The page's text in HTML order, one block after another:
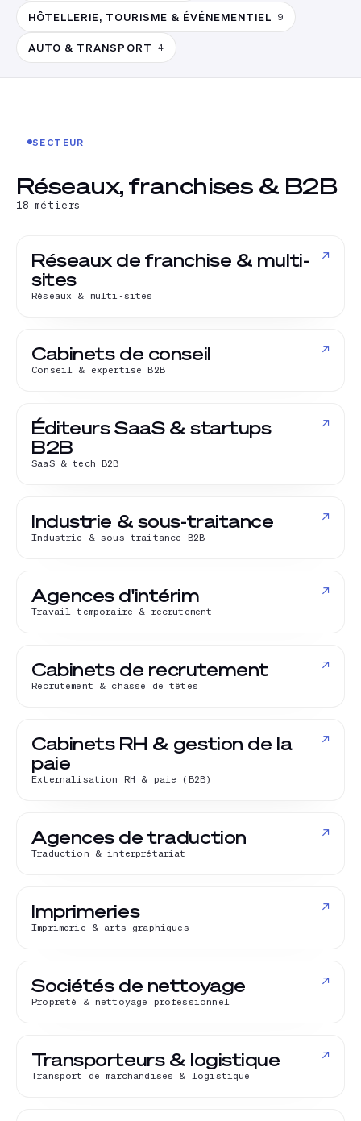
HÔTELLERIE, TOURISME & ÉVÉNEMENTIEL 9
AUTO & TRANSPORT 4
SECTEUR
Réseaux, franchises & B2B
18 métiers
Réseaux de franchise & multi-
sites
Réseaux & multi-sites
↗
Cabinets de conseil
Conseil & expertise B2B
↗
Éditeurs SaaS & startups
B2B
SaaS & tech B2B
↗
Industrie & sous-traitance
Industrie & sous-traitance B2B
↗
Agences d'intérim
Travail temporaire & recrutement
↗
Cabinets de recrutement
Recrutement & chasse de têtes
↗
Cabinets RH & gestion de la
paie
Externalisation RH & paie (B2B)
↗
Agences de traduction
Traduction & interprétariat
↗
Imprimeries
Imprimerie & arts graphiques
↗
Sociétés de nettoyage
Propreté & nettoyage professionnel
↗
Transporteurs & logistique
Transport de marchandises & logistique
↗